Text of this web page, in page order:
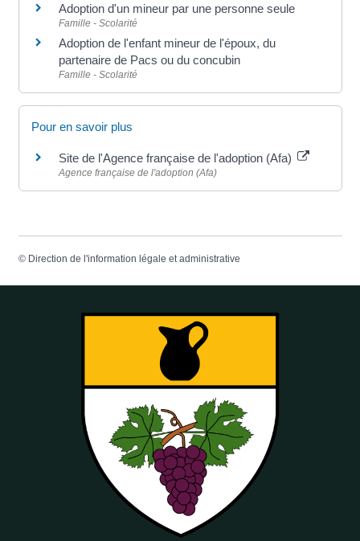
Adoption d'un mineur par une personne seule
Famille - Scolarité
Adoption de l'enfant mineur de l'époux, du
partenaire de Pacs ou du concubin
Famille - Scolarité
Pour en savoir plus
Site de l'Agence française de l'adoption (Afa)
Agence française de l'adoption (Afa)
© Direction de l'information légale et administrative